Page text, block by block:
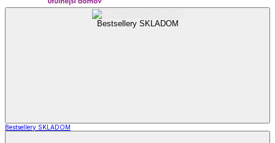
Bestsellery SKLADOM
Bestsellery SKLADOM